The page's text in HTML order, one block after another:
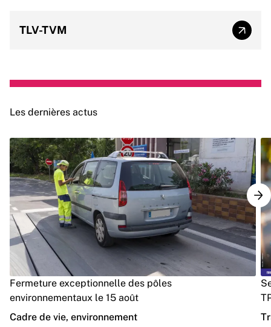
TLV-TVM TLV-
Les dernières actus
Fermeture exceptionnelle des pôles
environnementaux le 15 août
Cadre de vie, environnement